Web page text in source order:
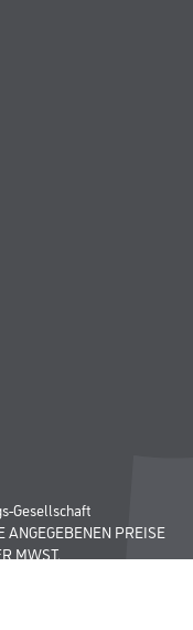
Gesellschaft
PREISE
MWST.